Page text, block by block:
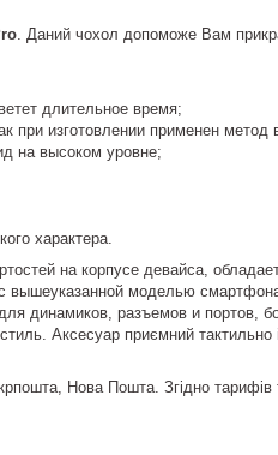
. Даний чохол допоможе Вам
длительное время;
при изготовлении применен метод
на высоком уровне;
характера.
на корпусе девайса,
вышеуказанной моделью
динамиков, разъемов и
Аксесуар приємний
Нова Пошта. Згідно тарифів